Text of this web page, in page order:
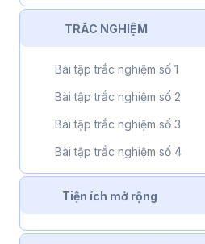
TRẮC NGHIỆM
Bài tập trắc nghiệm số 1
Bài tập trắc nghiệm số 2
Bài tập trắc nghiệm số 3
Bài tập trắc nghiệm số 4
Tiện ích mở rộng